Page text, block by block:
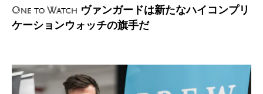
One to Watch ヴァンガードは新たなハイコンプリ
ケーションウォッチの旗手だ
手ごろで楽しい、時計愛好家を魅了するブリューウォッ
チ